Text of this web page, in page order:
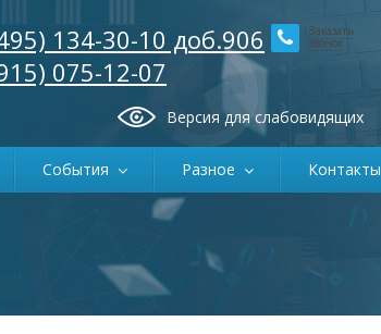
Заказать
звонок
134-30-10 доб.906
075-12-07
Версия для слабовидящих
События Разное Контакты